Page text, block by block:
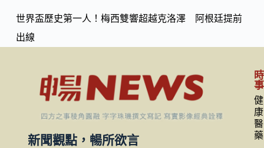
世界盃歷史第一人！梅西雙響超越克洛澤 阿根廷提前
出線
新聞觀點，暢所欲言
時
事
健
康
醫
藥